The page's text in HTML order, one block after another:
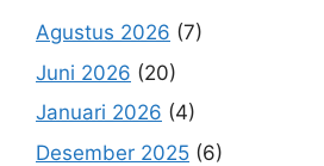
Agustus 2026 (7)
Juni 2026 (20)
Januari 2026 (4)
Desember 2025 (6)